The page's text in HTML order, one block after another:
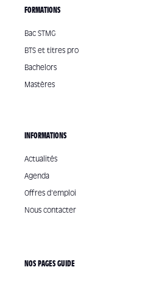
FORMATIONS
Bac STMG
BTS et titres pro
Bachelors
Mastères
INFORMATIONS
Actualités
Agenda
Offres d'emploi
Nous contacter
NOS PAGES GUIDE